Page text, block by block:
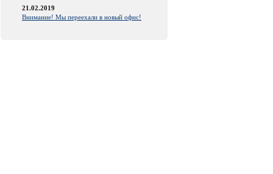
21.02.2019
Внимание! Мы переехали в новый офис!